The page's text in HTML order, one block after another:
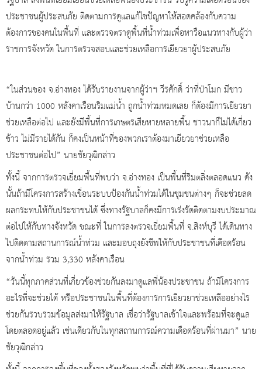
ประชาชนผู้ประสบภัย ติดตามการดูแลแก้ไขปัญหาให้สอดคล้องกับความ
ต้องการของคนในพื้นที่ และตรวจตราดูพื้นที่น้ำท่วมเพื่อหารือแนวทางกับผู้ว่า
ราชการจังหวัด ในการตรวจสอบและช่วยเหลือการเยียวยาผู้ประสบภัย
“ในส่วนของ จ.อ่างทอง ได้รับรายงานจากผู้ว่าฯ วีรศักดิ์ ว่าที่ป่าโมก มีชาว
บ้านกว่า 1000 หลังคาเรือนริมแม่น้ำ ถูกน้ำท่วมหมดเลย ก็ต้องมีการเยียวยา
ช่วยเหลือต่อไป และยังมีพื้นที่การเกษตรเสียหายหลายพื้น ชาวนาก็ไม่ได้เกี่ยว
ข้าว ไม่มีรายได้กัน ก็คงเป็นหน้าที่ของพวกเราต้องมาเยียวยาช่วยเหลือ
ประชาชนต่อไป” นายชัยวุฒิกล่าว
ทั้งนี้ จากการตรวจเยี่ยมพื้นที่พบว่า จ.อ่างทอง เป็นพื้นที่ริมตลิ่งตลอดแนว ดัง
นั้นถ้ามีโครงการสร้างเขื่อนระบบป้องกันน้ำท่วมได้ในชุมชนต่างๆ ก็จะช่วยลด
ผลกระทบให้กับประชาชนได้ ซึ่งทางรัฐบาลก็คงมีการเร่งรัดติดตามงบประมาณ
ต่อไปให้กับทางจังหวัด ขณะที่ ในการลงตรวจเยี่ยมพื้นที่ จ.สิงห์บุรี ได้เดินทาง
ไปติดตามสถานการณ์น้ำท่วม และมอบถุงยังชีพให้กับประชาชนที่เดือดร้อน
จากน้ำท่วม รวม 3,330 หลังคาเรือน
“วันนี้ทุกภาคส่วนที่เกี่ยวข้องช่วยกันลงมาดูแลพี่น้องประชาชน ถ้ามีโครงการ
อะไรที่จะช่วยได้ หรือประชาชนในพื้นที่ต้องการการเยียวยาช่วยเหลืออย่างไร
ช่วยกันรวบรวมข้อมูลส่งมาให้รัฐบาล เชื่อว่ารัฐบาลเข้าใจและพร้อมที่จะดูแล
โดยตลอดอยู่แล้ว เช่นเดียวกับในทุกสถานการณ์ความเดือดร้อนที่ผ่านมา” นาย
ชัยวุฒิกล่าว